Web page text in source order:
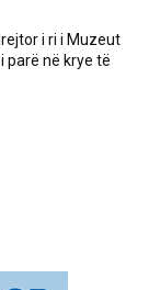
i ri i Muzeut
parë në krye të